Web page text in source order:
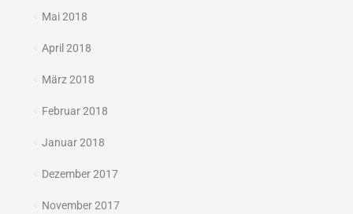
Mai 2018
April 2018
März 2018
Februar 2018
Januar 2018
Dezember 2017
November 2017